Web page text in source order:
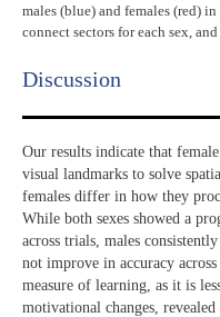
males (blue) and females (red)
connect sectors for each sex,
Discussion​
Our results indicate that female
visual landmarks to solve
females differ in how they
While both sexes showed a
across trials, males
not improve in accuracy
measure of learning, as it is
motivational changes,